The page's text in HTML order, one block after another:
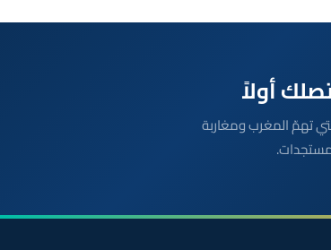
التي تهمّ المغرب ومغاربة